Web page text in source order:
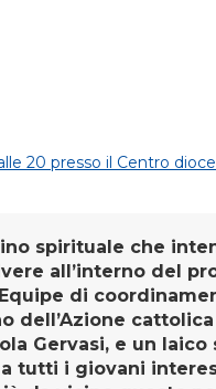
20 presso il Centro
spirituale che
all’interno del
di
dell’Azione
Gervasi, e un
tutti i giovani